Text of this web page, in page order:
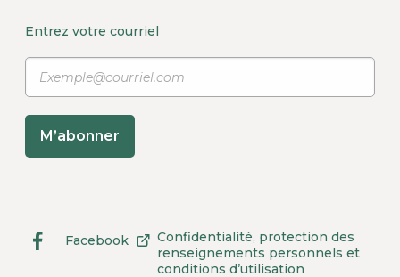
Facebook
Lien
Ce
Confidentialité, protection des
renseignements personnels et
conditions d’utilisation
Entrez votre courriel
M’abonner